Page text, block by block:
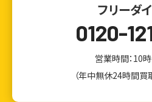
フリーダ
0120-
営業時間：10
（年中無休24時間買